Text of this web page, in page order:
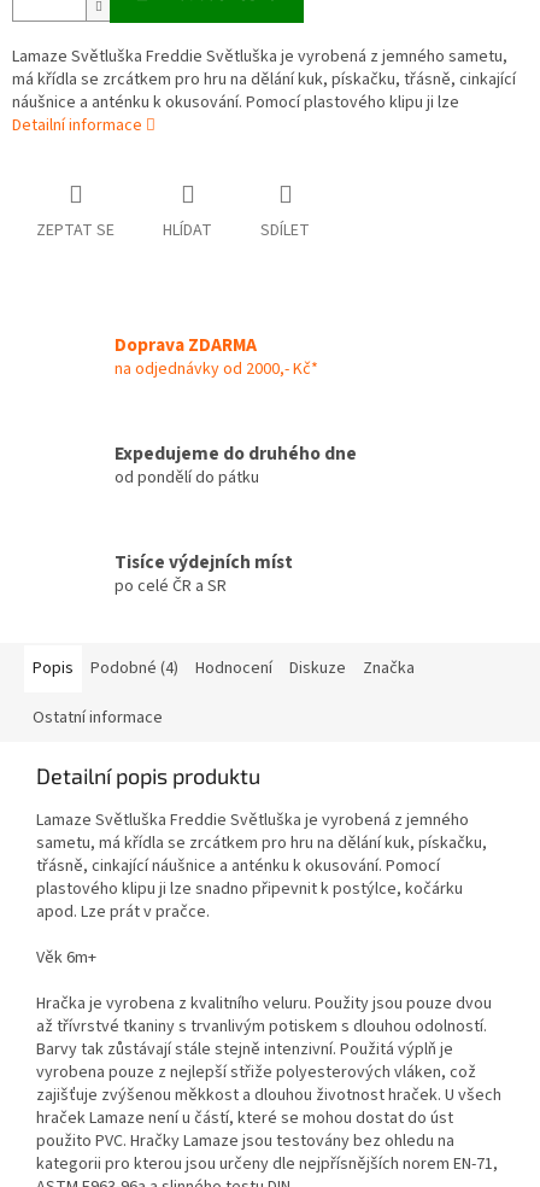
Lamaze Světluška Freddie Světluška je vyrobená z jemného sametu,
má křídla se zrcátkem pro hru na dělání kuk, pískačku, třásně, cinkající
náušnice a anténku k okusování. Pomocí plastového klipu ji lze
Detailní informace
ZEPTAT SE HLÍDAT SDÍLET
Doprava ZDARMA
na odjednávky od 2000,- Kč*
Expedujeme do druhého dne
od pondělí do pátku
Tisíce výdejních míst
po celé ČR a SR
Popis Podobné (4) Hodnocení Diskuze Značka
Ostatní informace
Detailní popis produktu
Lamaze Světluška Freddie Světluška je vyrobená z jemného
sametu, má křídla se zrcátkem pro hru na dělání kuk, pískačku,
třásně, cinkající náušnice a anténku k okusování. Pomocí
plastového klipu ji lze snadno připevnit k postýlce, kočárku
apod. Lze prát v pračce.
Věk 6m+
Hračka je vyrobena z kvalitního veluru. Použity jsou pouze dvou
až třívrstvé tkaniny s trvanlivým potiskem s dlouhou odolností.
Barvy tak zůstávají stále stejně intenzivní. Použitá výplň je
vyrobena pouze z nejlepší střiže polyesterových vláken, což
zajišťuje zvýšenou měkkost a dlouhou životnost hraček. U všech
hraček Lamaze není u částí, které se mohou dostat do úst
použito PVC. Hračky Lamaze jsou testovány bez ohledu na
kategorii pro kterou jsou určeny dle nejpřísnějších norem EN-71,